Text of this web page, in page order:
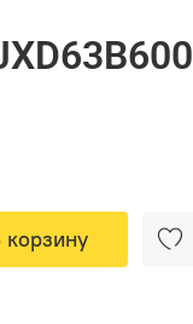
корзину